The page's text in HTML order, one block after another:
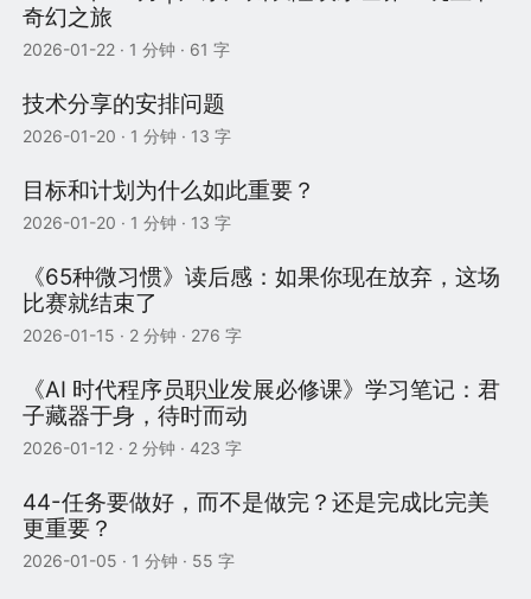
奇幻之旅
2026-01-22 · 1 分钟 · 61 字
技术分享的安排问题
2026-01-20 · 1 分钟 · 13 字
目标和计划为什么如此重要？
2026-01-20 · 1 分钟 · 13 字
《65种微习惯》读后感：如果你现在放弃，这场
比赛就结束了
2026-01-15 · 2 分钟 · 276 字
《AI 时代程序员职业发展必修课》学习笔记：君
子藏器于身，待时而动
2026-01-12 · 2 分钟 · 423 字
44-任务要做好，而不是做完？还是完成比完美
更重要？
2026-01-05 · 1 分钟 · 55 字